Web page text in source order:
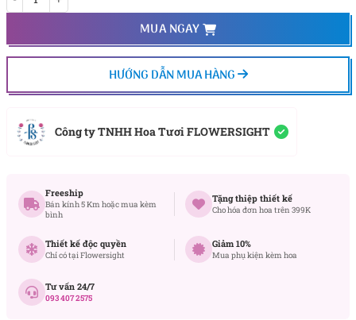
MUA NGAY
HƯỚNG DẪN MUA HÀNG
Công ty TNHH Hoa Tươi FLOWERSIGHT
Freeship
Bán kính 5 Km hoặc mua kèm
bình
Tặng thiệp thiết kế
Cho hóa đơn hoa trên 399K
Thiết kế độc quyền
Chỉ có tại Flowersight
Giảm 10%
Mua phụ kiện kèm hoa
Tư vấn 24/7
093 407 2575